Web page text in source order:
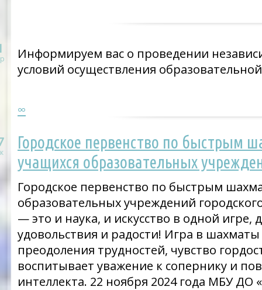
Информируем вас о проведении
условий осуществления
∞
Городское первенство по быстрым
учащихся образовательных
Городское первенство по быстрым
образовательных учреждений
— это и наука, и искусство в одной
удовольствия и радости! Игра в
преодоления трудностей, чувство
воспитывает уважение к сопернику и
интеллекта. 22 ноября 2024 года МБУ ДО